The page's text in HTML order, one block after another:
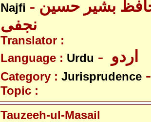
Najfi - آیت اللہ سیّد حافظ بشیر حسین
نجفی
Translator :
Language : Urdu
Category : Jurisprudence
Topic :
Tauzeeh-ul-Masail